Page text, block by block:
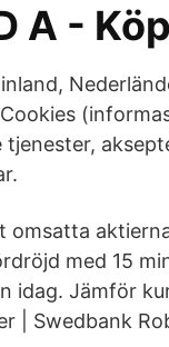
A -
omsatta
med 15
idag. Jämför
| Swedbank